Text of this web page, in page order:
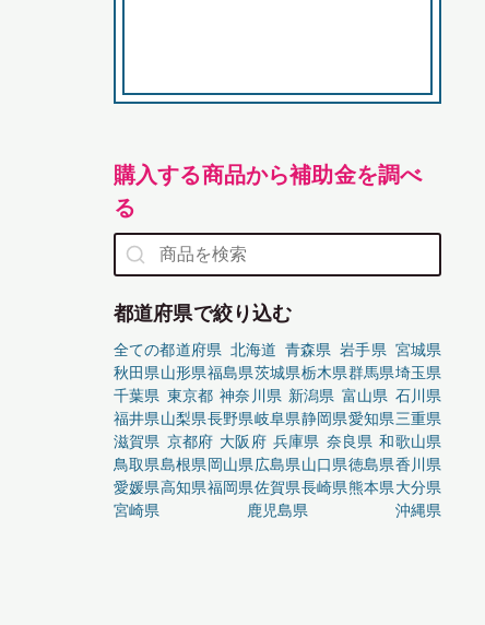
購入する商品から補助金を調べ
る
都道府県で絞り込む
全ての都道府県 北海道 青森県 岩手県 宮城県
秋田県山形県福島県茨城県栃木県群馬県埼玉県
千葉県 東京都 神奈川県 新潟県 富山県 石川県
福井県山梨県長野県岐阜県静岡県愛知県三重県
滋賀県 京都府 大阪府 兵庫県 奈良県 和歌山県
鳥取県島根県岡山県広島県山口県徳島県香川県
愛媛県高知県福岡県佐賀県長崎県熊本県大分県
宮崎県
鹿児島県 沖縄県